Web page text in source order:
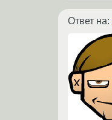
Ответ на: